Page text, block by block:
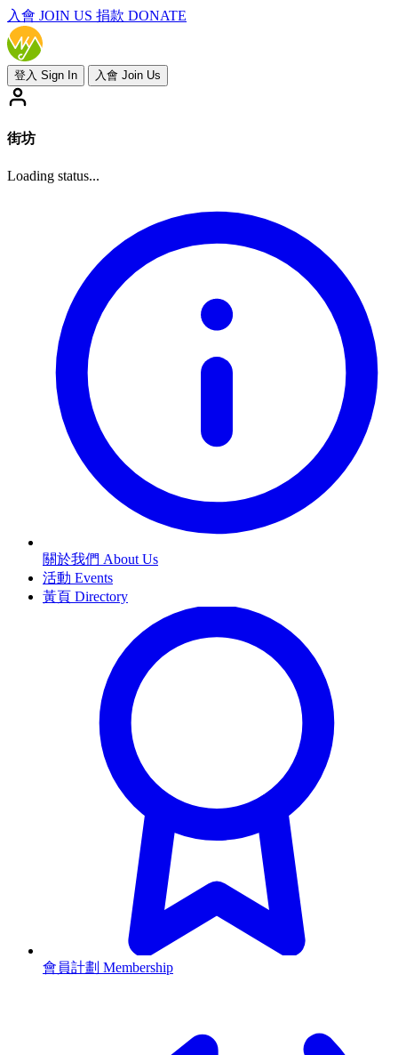
入會 JOIN US 捐款 DONATE
登入 Sign In 入會 Join Us
街坊
Loading status...
關於我們 About Us
活動 Events
黃頁 Directory
會員計劃 Membership